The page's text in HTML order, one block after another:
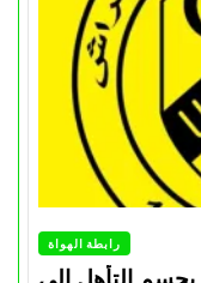
رابطة الهواة